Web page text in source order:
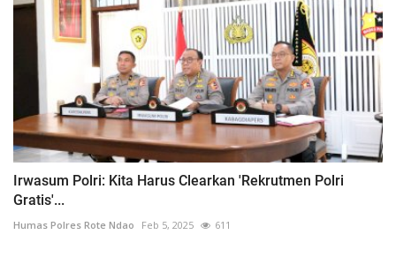
Irwasum Polri: Kita Harus Clearkan 'Rekrutmen Polri
Gratis'...
Humas Polres Rote Ndao Feb 5, 2025 611